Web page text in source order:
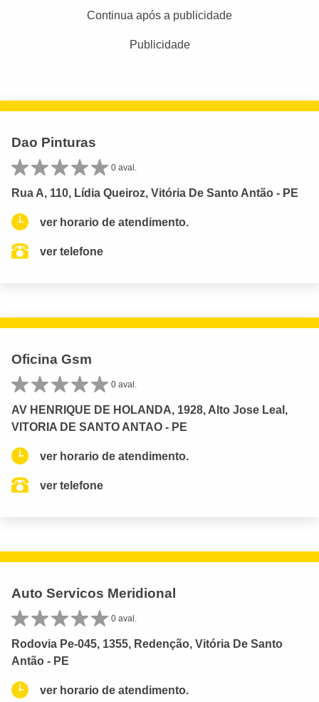
Continua após a publicidade
Publicidade
Dao Pinturas
0 aval.
Rua A, 110, Lídia Queiroz, Vitória De Santo Antão - PE
ver horario de atendimento.
ver telefone
Oficina Gsm
0 aval.
AV HENRIQUE DE HOLANDA, 1928, Alto Jose Leal,
VITORIA DE SANTO ANTAO - PE
ver horario de atendimento.
ver telefone
Auto Servicos Meridional
0 aval.
Rodovia Pe-045, 1355, Redenção, Vitória De Santo
Antão - PE
ver horario de atendimento.